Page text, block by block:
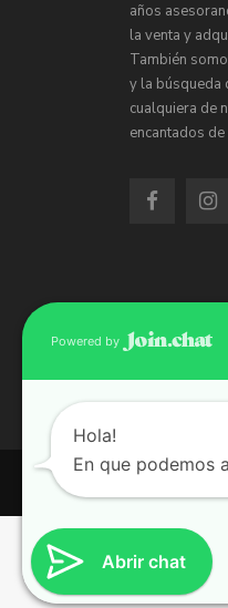
años
la venta y
También
y la búsqueda
cualquiera de
encantados
Copyright
Abrir chat
Powered by
Hola!
En que podemos